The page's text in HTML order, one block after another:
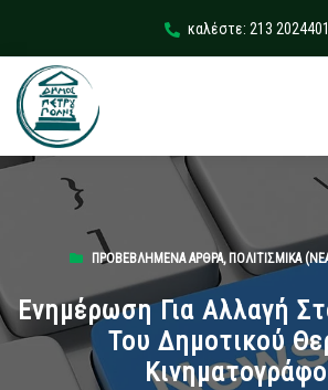
καλέστε: 213 2024401
ΠΡΟΒΕΒΛΗΜΈΝΑ ΆΡΘΡΑ, ΠΟΛΙΤΙΣΜΙΚΆ
Ενημέρωση Για Αλλαγή
Του Δημοτικού